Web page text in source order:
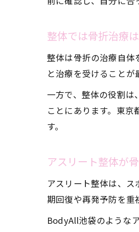
整体では骨折治療
整体は骨折の治療自体
と治療を受けることが
一方で、整体の役割は
ことにあります。東
す。
アスリート整体が
アスリート整体は、
期回復や再発予防を重
BodyAll池袋のような